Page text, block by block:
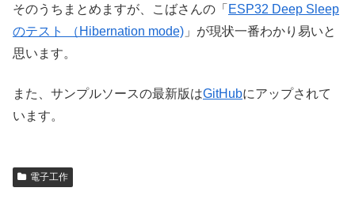
そのうちまとめますが、こばさんの「 ESP32 Deep Sleep
のテスト （Hibernation mode) 」が現状一番わかり易いと
思います。
また、サンプルソースの最新版はGitHubにアップされて
います。
電子工作